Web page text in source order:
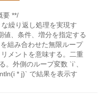
要 **/
繰り返し処理を実現す
値、条件、増分を指定する
組み合わせた無限ループ
メントを意味する。二重
。外側のループ変数 `i`、
* j)` で結果を表示す